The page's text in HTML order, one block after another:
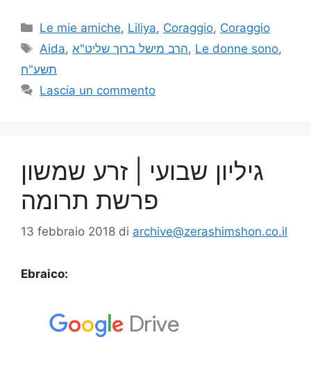
Le mie amiche, Liliya, Coraggio, Coraggio
Aida,הרב מישל ברוך שליט"א, Le donne sono,
תשע"ח
Lascia un commento
גיליון שבועי | זרע שמשון
פרשת תרומה
13 febbraio 2018 di archive@zerashimshon.co.il
Ebraico: